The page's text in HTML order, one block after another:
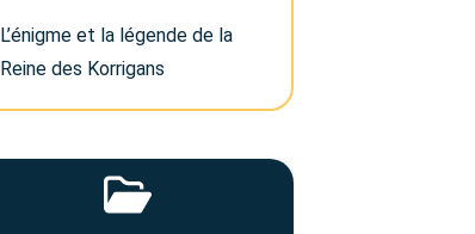
L’énigme et la légende de la
Reine des Korrigans